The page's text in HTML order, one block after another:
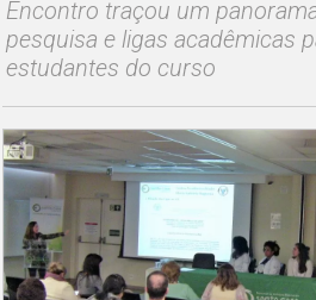
Encontro traçou um
pesquisa e ligas acadêmicas
estudantes do curso